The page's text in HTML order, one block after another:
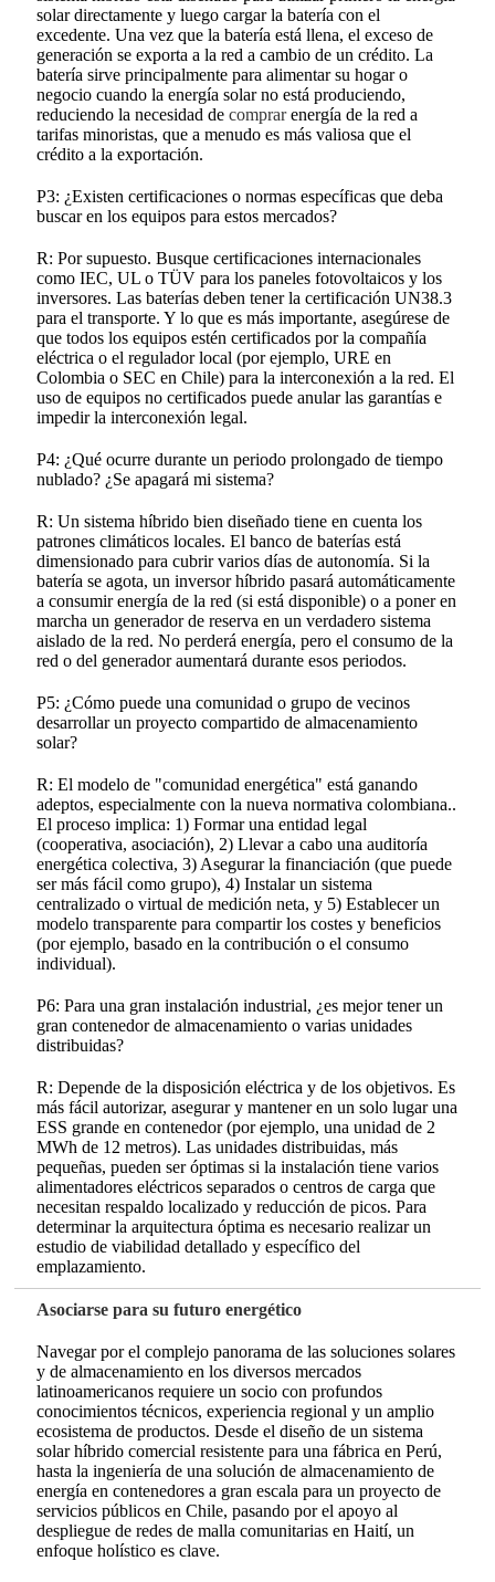
solar directamente y luego cargar la batería con el
excedente. Una vez que la batería está llena, el exceso de
generación se exporta a la red a cambio de un crédito. La
batería sirve principalmente para alimentar su hogar o
negocio cuando la energía solar no está produciendo,
reduciendo la necesidad decomprarenergía de la red a
tarifas minoristas, que a menudo es más valiosa que el
crédito a la exportación.
P3: ¿Existen certificaciones o normas específicas que deba
buscar en los equipos para estos mercados?
R: Por supuesto. Busque certificaciones internacionales
como IEC, UL o TÜV para los paneles fotovoltaicos y los
inversores. Las baterías deben tener la certificación UN38.3
para el transporte. Y lo que es más importante, asegúrese de
que todos los equipos estén certificados por la compañía
eléctrica o el regulador local (por ejemplo, URE en
Colombia o SEC en Chile) para la interconexión a la red. El
uso de equipos no certificados puede anular las garantías e
impedir la interconexión legal.
P4: ¿Qué ocurre durante un periodo prolongado de tiempo
nublado? ¿Se apagará mi sistema?
R: Un sistema híbrido bien diseñado tiene en cuenta los
patrones climáticos locales. El banco de baterías está
dimensionado para cubrir varios días de autonomía. Si la
batería se agota, un inversor híbrido pasará automáticamente
a consumir energía de la red (si está disponible) o a poner en
marcha un generador de reserva en un verdadero sistema
aislado de la red. No perderá energía, pero el consumo de la
red o del generador aumentará durante esos periodos.
P5: ¿Cómo puede una comunidad o grupo de vecinos
desarrollar un proyecto compartido de almacenamiento
solar?
R: El modelo de "comunidad energética" está ganando
adeptos, especialmente con la nueva normativa colombiana..
El proceso implica: 1) Formar una entidad legal
(cooperativa, asociación), 2) Llevar a cabo una auditoría
energética colectiva, 3) Asegurar la financiación (que puede
ser más fácil como grupo), 4) Instalar un sistema
centralizado o virtual de medición neta, y 5) Establecer un
modelo transparente para compartir los costes y beneficios
(por ejemplo, basado en la contribución o el consumo
individual).
P6: Para una gran instalación industrial, ¿es mejor tener un
gran contenedor de almacenamiento o varias unidades
distribuidas?
R: Depende de la disposición eléctrica y de los objetivos. Es
más fácil autorizar, asegurar y mantener en un solo lugar una
ESS grande en contenedor (por ejemplo, una unidad de 2
MWh de 12 metros). Las unidades distribuidas, más
pequeñas, pueden ser óptimas si la instalación tiene varios
alimentadores eléctricos separados o centros de carga que
necesitan respaldo localizado y reducción de picos. Para
determinar la arquitectura óptima es necesario realizar un
estudio de viabilidad detallado y específico del
emplazamiento.
Asociarse para su futuro energético
Navegar por el complejo panorama de las soluciones solares
y de almacenamiento en los diversos mercados
latinoamericanos requiere un socio con profundos
conocimientos técnicos, experiencia regional y un amplio
ecosistema de productos. Desde el diseño de un sistema
solar híbrido comercial resistente para una fábrica en Perú,
hasta la ingeniería de una solución de almacenamiento de
energía en contenedores a gran escala para un proyecto de
servicios públicos en Chile, pasando por el apoyo al
despliegue de redes de malla comunitarias en Haití, un
enfoque holístico es clave.